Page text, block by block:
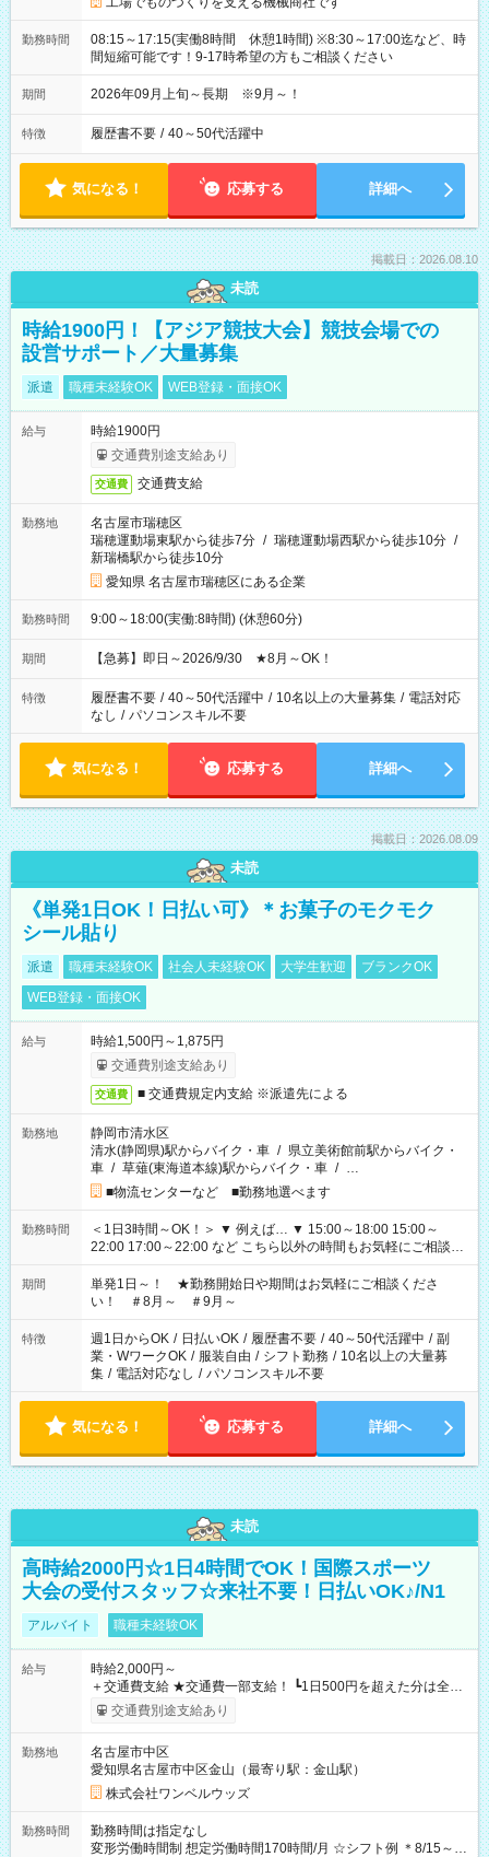
勤務時間
08:15～17:15(実働8時間 休憩1時間) ※8:30～17:00迄など、時
間短縮可能です！9‐17時希望の方もご相談ください
期間 2026年09月上旬～長期 ※9月～！
特徴 履歴書不要 / 40～50代活躍中
気になる！ 応募する 詳細へ
掲載日：2026.08.10
未読
時給1900円！【アジア競技大会】競技会場での
設営サポート／大量募集
派遣 職種未経験OK WEB登録・面接OK
給与
時給1900円
交通費別途支給あり
交通費 交通費支給
勤務地
名古屋市瑞穂区
瑞穂運動場東駅から徒歩7分 / 瑞穂運動場西駅から徒歩10分 /
新瑞橋駅から徒歩10分
愛知県 名古屋市瑞穂区にある企業
勤務時間 9:00～18:00(実働:8時間) (休憩60分)
期間 【急募】即日～2026/9/30 ★8月～OK！
特徴 履歴書不要 / 40～50代活躍中 / 10名以上の大量募集 / 電話対応
なし / パソコンスキル不要
気になる！ 応募する 詳細へ
掲載日：2026.08.09
未読
《単発1日OK！日払い可》＊お菓子のモクモク
シール貼り
派遣 職種未経験OK 社会人未経験OK 大学生歓迎
ブランクOK
WEB登録・面接OK
給与
時給1,500円～1,875円
交通費別途支給あり
交通費 ■ 交通費規定内支給 ※派遣先による
勤務地
静岡市清水区
清水(静岡県)駅からバイク・車 / 県立美術館前駅からバイク・
車 / 草薙(東海道本線)駅からバイク・車 / …
■物流センターなど ■勤務地選べます
勤務時間
＜1日3時間～OK！＞ ▼ 例えば… ▼ 15:00～18:00 15:00～
22:00 17:00～22:00 など こちら以外の時間もお気軽にご相談く
ださい！
期間
単発1日～！ ★勤務開始日や期間はお気軽にご相談くださ
い！ ＃8月～ ＃9月～
特徴 週1日からOK / 日払いOK / 履歴書不要 / 40～50代活躍中 / 副
業・WワークOK / 服装自由 / シフト勤務 / 10名以上の大量募
集 / 電話対応なし / パソコンスキル不要
気になる！ 応募する 詳細へ
未読
高時給2000円☆1日4時間でOK！国際スポーツ
大会の受付スタッフ☆来社不要！日払いOK♪/N1
アルバイト 職種未経験OK
給与
時給2,000円～
＋交通費支給 ★交通費一部支給！ ┗1日500円を超えた分は全額
支給！ ※往復500円以内の方は自己負担となります ★日払い
OK！（規定あり） ┗働いたその日に現金GET♪ お仕事後はコン
期間なし
交通費別途支給あり
勤務地
名古屋市中区
愛知県名古屋市中区金山（最寄り駅：金山駅）
株式会社ワンベルウッズ
勤務時間
勤務時間は指定なし
変形労働時間制 想定労働時間170時間/月 ☆シフト例 ＊8/15～